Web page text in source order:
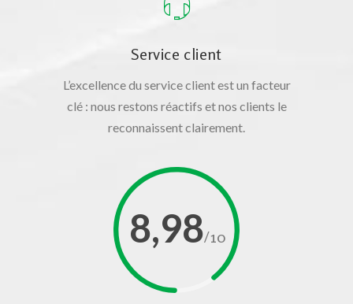
Service client
L’excellence du service client est un facteur
clé : nous restons réactifs et nos clients le
reconnaissent clairement.
8,98/10